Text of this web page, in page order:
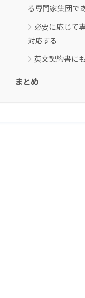
る専門家集団で
必要に応じて
対応する
英文契約書に
まとめ